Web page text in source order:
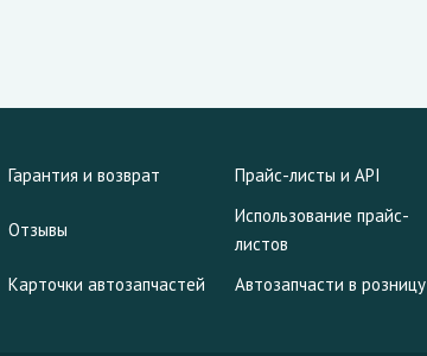
Гарантия и возврат Прайс-листы и API
Отзывы
Использование прайс-
листов
Карточки автозапчастей Автозапчасти в розницу